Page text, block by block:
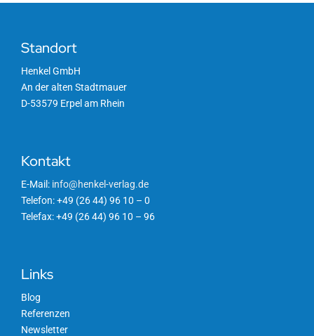
Standort
Henkel GmbH
An der alten Stadtmauer
D-53579 Erpel am Rhein
Kontakt
E-Mail: info@henkel-verlag.de
Telefon: +49 (26 44) 96 10 – 0
Telefax: +49 (26 44) 96 10 – 96
Links
Blog
Referenzen
Newsletter